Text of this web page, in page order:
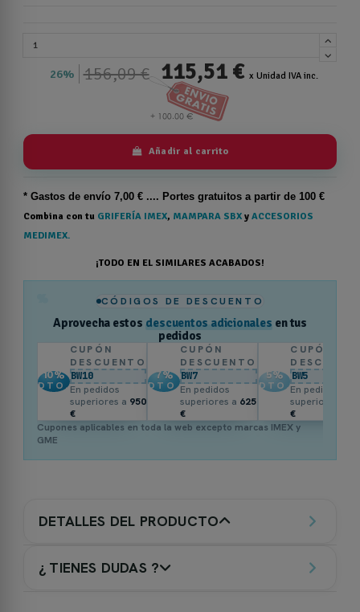
26% 156,09 € 115,51 € x Unidad IVA inc.
Añadir al carrito
* Gastos de envío 7,00 € .... Portes gratuitos a partir de 100 €
Combina con tu GRIFERÍA IMEX, MAMPARA SBX y ACCESORIOS
MEDIMEX.
¡TODO EN EL SIMILARES ACABADOS!
CÓDIGOS DE DESCUENTO
Aprovecha estos descuentos adicionales en tus
pedidos
10%
DTO.
CUPÓN
DESCUENTO
BW10
En pedidos
superiores a 950
€
7%
DTO.
CUPÓN
DESCUENTO
BW7
En pedidos
superiores a 625
€
5%
DTO.
CUPÓN
BW5
En pedidos
superiores a
€
Cupones aplicables en toda la web excepto marcas IMEX y
GME
DETALLES DEL PRODUCTO
¿ TIENES DUDAS ?